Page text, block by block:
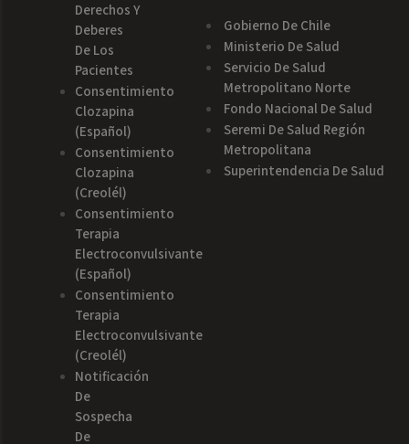
Derechos Y
Deberes
De Los
Pacientes
Consentimiento
Clozapina
(español)
Consentimiento
Clozapina
(creolél)
Consentimiento
Terapia
Electroconvulsivante
(español)
Consentimiento
Terapia
Electroconvulsivante
(creolél)
Notificación
De
Sospecha
De
Gobierno De Chile
Ministerio De Salud
Servicio De Salud
Metropolitano Norte
Fondo Nacional De Salud
Seremi De Salud Región
Metropolitana
Superintendencia De Salud